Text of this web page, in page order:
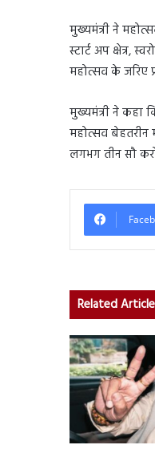
मुख्यमंत्री ने
स्टार्ट अप क्षेत्र,
महोत्सव के जरिए
मुख्यमंत्री ने कहा
महोत्सव
लगभग तीन सौ
Related